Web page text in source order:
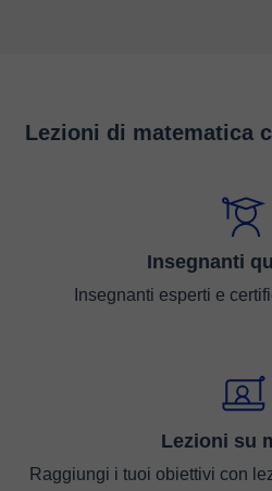
Lezioni di matematica
Insegnanti
Insegnanti esperti e
Lezioni su
Raggiungi i tuoi obiettivi con